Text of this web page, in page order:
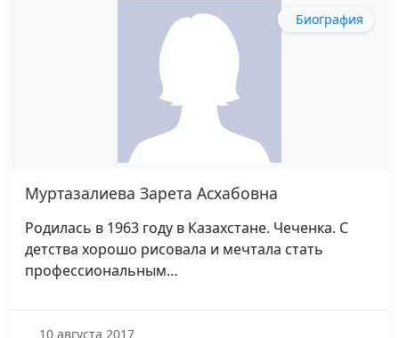
Биография
Муртазалиева Зарета Асхабовна
Родилась в 1963 году в Казахстане. Чеченка. С
детства хорошо рисовала и мечтала стать
профессиональным…
10 августа 2017